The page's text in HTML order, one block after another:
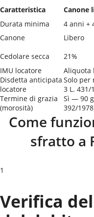
Caratteristica Canone
Durata minima
4 anni +
Canone
Libero
Cedolare secca
21%
IMU locatore
Aliquota
Disdetta anticipata
locatore
Solo per
3 L. 431/
Termine di grazia
(morosità)
Sì — 90
392/
Come
sfratto a
1
Verifica